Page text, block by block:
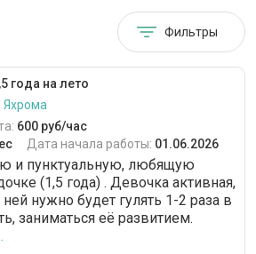
Фильтры
года на лето
Яхрома
600 руб/час
Дата начала работы: 01.06.2026
и пунктуальную, любящую
(1,5 года) . Девочка активная,
нужно будет гулять 1-2 раза в
заниматься её развитием.